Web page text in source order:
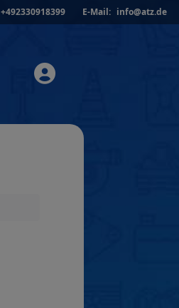
+492330918399 E-Mail: info@atz.de